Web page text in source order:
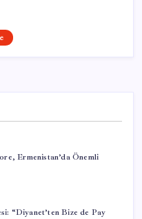
Ermenistan’da Önemli
“Diyanet’ten Bize de Pay